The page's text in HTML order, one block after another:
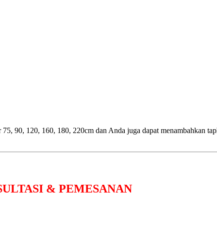
90, 120, 160, 180, 220cm dan Anda juga dapat menambahkan
& PEMESANAN